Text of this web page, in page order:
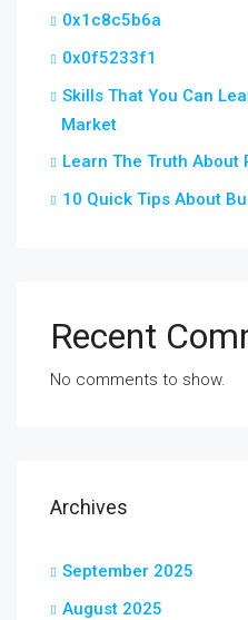
0x1c8c5b6a
0x0f5233f1
Skills That You Can
Market
Learn The Truth About
10 Quick Tips About
Recent
No comments to show.
Archives
September 2025
August 2025